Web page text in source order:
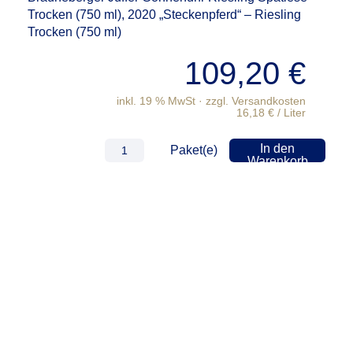
Trocken (750 ml), 2020 „Steckenpferd“ – Riesling
Trocken (750 ml)
109,20 €
inkl. 19 % MwSt
16,18 € / Liter
Paket(e)
In den
Warenkorb